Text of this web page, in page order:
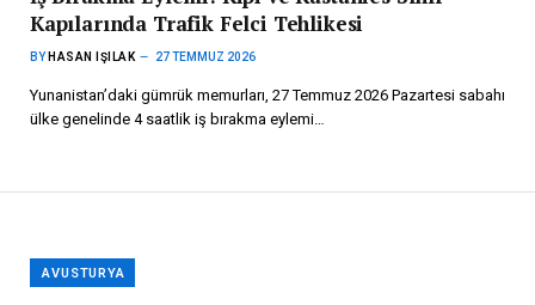
Kapılarında Trafik Felci Tehlikesi
BY HASAN IŞILAK 27 TEMMUZ 2026
Yunanistan’daki gümrük memurları, 27 Temmuz 2026 Pazartesi sabahı
ülke genelinde 4 saatlik iş bırakma eylemi…
AVUSTURYA